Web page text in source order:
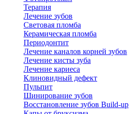
Терапия
Лечение зубов
Световая пломба
Керамическая пломба
Периодонтит
Лечение каналов корней зубов
Лечение кисты зуба
Лечение кариеса
Клиновидный дефект
Пульпит
Шинирование зубов
Восстановление зубов Build-up